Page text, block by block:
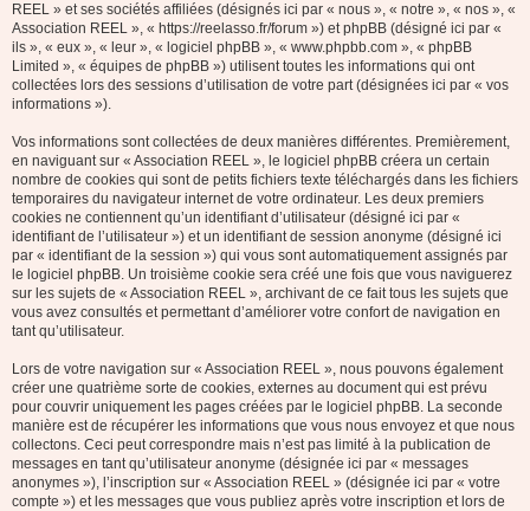
REEL » et ses sociétés affiliées (désignés ici par « nous », « notre », « nos », «
Association REEL », « https://reelasso.fr/forum ») et phpBB (désigné ici par «
ils », « eux », « leur », « logiciel phpBB », « www.phpbb.com », « phpBB
Limited », « équipes de phpBB ») utilisent toutes les informations qui ont
collectées lors des sessions d’utilisation de votre part (désignées ici par « vos
informations »).
Vos informations sont collectées de deux manières différentes. Premièrement,
en naviguant sur « Association REEL », le logiciel phpBB créera un certain
nombre de cookies qui sont de petits fichiers texte téléchargés dans les fichiers
temporaires du navigateur internet de votre ordinateur. Les deux premiers
cookies ne contiennent qu’un identifiant d’utilisateur (désigné ici par «
identifiant de l’utilisateur ») et un identifiant de session anonyme (désigné ici
par « identifiant de la session ») qui vous sont automatiquement assignés par
le logiciel phpBB. Un troisième cookie sera créé une fois que vous naviguerez
sur les sujets de « Association REEL », archivant de ce fait tous les sujets que
vous avez consultés et permettant d’améliorer votre confort de navigation en
tant qu’utilisateur.
Lors de votre navigation sur « Association REEL », nous pouvons également
créer une quatrième sorte de cookies, externes au document qui est prévu
pour couvrir uniquement les pages créées par le logiciel phpBB. La seconde
manière est de récupérer les informations que vous nous envoyez et que nous
collectons. Ceci peut correspondre mais n’est pas limité à la publication de
messages en tant qu’utilisateur anonyme (désignée ici par « messages
anonymes »), l’inscription sur « Association REEL » (désignée ici par « votre
compte ») et les messages que vous publiez après votre inscription et lors de